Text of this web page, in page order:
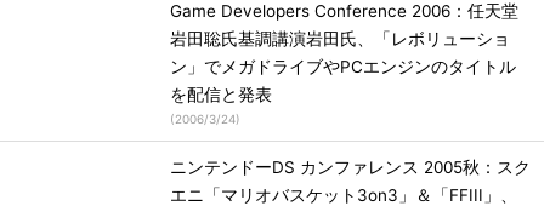
Game Developers Conference 2006：任天堂
岩田聡氏基調講演岩田氏、「レボリューショ
ン」でメガドライブやPCエンジンのタイトル
を配信と発表
(2006/3/24)
ニンテンドーDS カンファレンス 2005秋：スク
エニ「マリオバスケット3on3」＆「FFIII」、